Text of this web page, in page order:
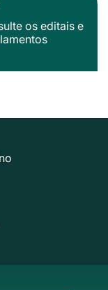
os editais e